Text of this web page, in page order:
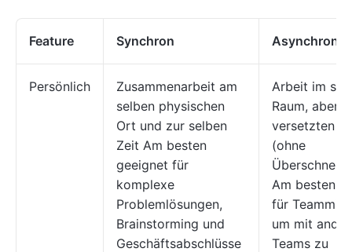
Feature Synchron Asynchron
Persönlich
Zusammenarbeit am
selben physischen
Ort und zur selben
Zeit Am besten
geeignet für
komplexe
Problemlösungen,
Brainstorming und
Geschäftsabschlüsse
Arbeit im
Raum, aber
versetzten
(ohne
Am besten
für
um mit
Teams zu